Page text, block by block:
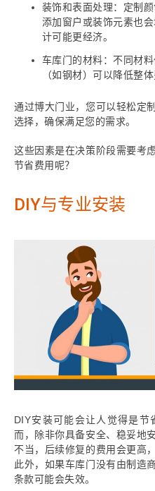
装饰和表面处理：定制
添加窗户或装饰元素也
计可能更经济。
车库门的材料：不同材
（如钢材）可以降低整体
通过博大门业，您可以轻松定
选择，确保满足您的需求。
这些因素是在决策阶段需要考
节省费用呢？
DIY与专业安装
DIY安装可能会让人觉得是节
而，除非你具备安全、稳妥地
不当，后续修复的费用会更高
此外，如果车库门没有由制造
条款可能会失效。